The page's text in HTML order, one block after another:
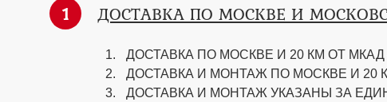
1 ДОСТАВКА ПО МОСКВЕ И
ДОСТАВКА ПО МОСКВЕ И 20 КМ ОТ МКАД
ДОСТАВКА И МОНТАЖ ПО МОСКВЕ И 20
ДОСТАВКА И МОНТАЖ УКАЗАНЫ ЗА